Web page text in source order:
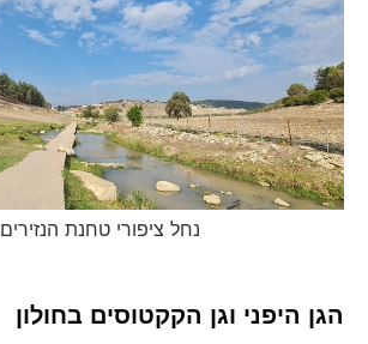
נחל ציפורי טחנת הנזירים
הגן היפני וגן הקקטוסים בחולון